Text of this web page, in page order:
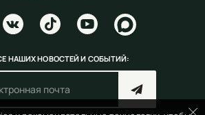
НАШИХ НОВОСТЕЙ И СОБЫТИЙ: